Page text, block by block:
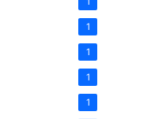
1
1
1
1